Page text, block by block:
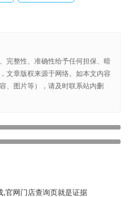
完整性、准确性给予任何担保、暗
文章版权来源于网络。如本文内容
、图片等），请及时联系站内删
,官网门店查询页就是证据